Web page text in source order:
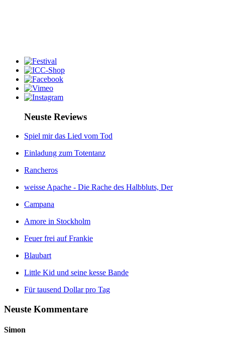
Neuste Reviews
Spiel mir das Lied vom Tod
Einladung zum Totentanz
Rancheros
weisse Apache - Die Rache des Halbbluts, Der
Campana
Amore in Stockholm
Feuer frei auf Frankie
Blaubart
Little Kid und seine kesse Bande
Für tausend Dollar pro Tag
Neuste Kommentare
Simon